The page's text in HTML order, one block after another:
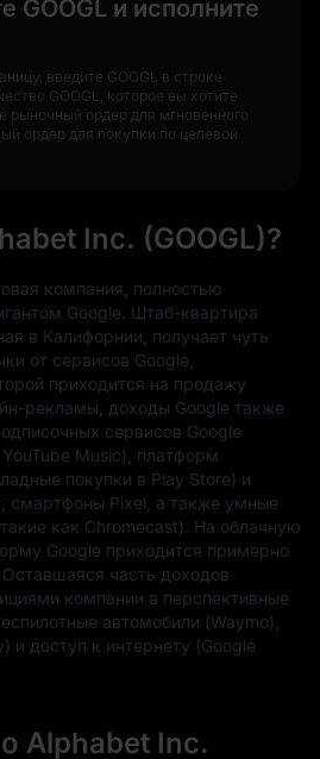
GOOGL и исполните
введите GOOGL в строке
GOOGL, которое вы хотите
рыночный ордер для мгновенного
ордер для покупки по целевой
Inc. (GOOGL)?
компания, полностью
Google. Штаб-квартира
в Калифорнии, получает чуть
от сервисов Google,
приходится на продажу
рекламы, доходы Google также
сервисов Google
Music), платформ
покупки в Play Store) и
смартфоны Pixel, а также умные
как Chromecast). На облачную
Google приходится примерно
часть доходов
компании в перспективные
автомобили (Waymo),
и доступ к интернету (Google
Alphabet Inc.